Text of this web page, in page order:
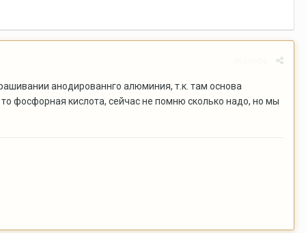
анодированнго алюминия, т.к. там основа
фосфорная кислота, сейчас не помню сколько надо, но мы